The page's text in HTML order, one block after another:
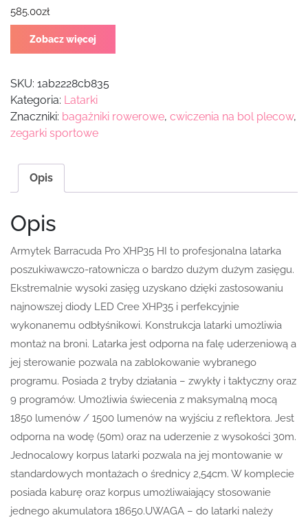
585.00zł
Zobacz więcej
SKU: 1ab2228cb835
Kategoria: Latarki
Znaczniki: bagażniki rowerowe, cwiczenia na bol plecow,
zegarki sportowe
Opis
Opis
Armytek Barracuda Pro XHP35 HI to profesjonalna latarka
poszukiwawczo-ratownicza o bardzo dużym dużym zasięgu.
Ekstremalnie wysoki zasięg uzyskano dzięki zastosowaniu
najnowszej diody LED Cree XHP35 i perfekcyjnie
wykonanemu odbłyśnikowi. Konstrukcja latarki umożliwia
montaż na broni. Latarka jest odporna na falę uderzeniową a
jej sterowanie pozwala na zablokowanie wybranego
programu. Posiada 2 tryby działania – zwykły i taktyczny oraz
9 programów. Umożliwia świecenia z maksymalną mocą
1850 lumenów / 1500 lumenów na wyjściu z reflektora. Jest
odporna na wodę (50m) oraz na uderzenie z wysokości 30m.
Jednocalowy korpus latarki pozwala na jej montowanie w
standardowych montażach o średnicy 2,54cm. W komplecie
posiada kaburę oraz korpus umożliwaiający stosowanie
jednego akumulatora 18650.UWAGA – do latarki należy